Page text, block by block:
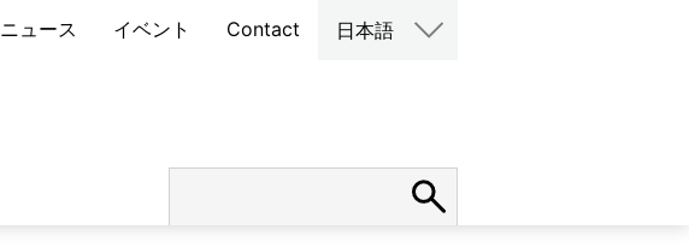
ニュース イベント Contact 日本語